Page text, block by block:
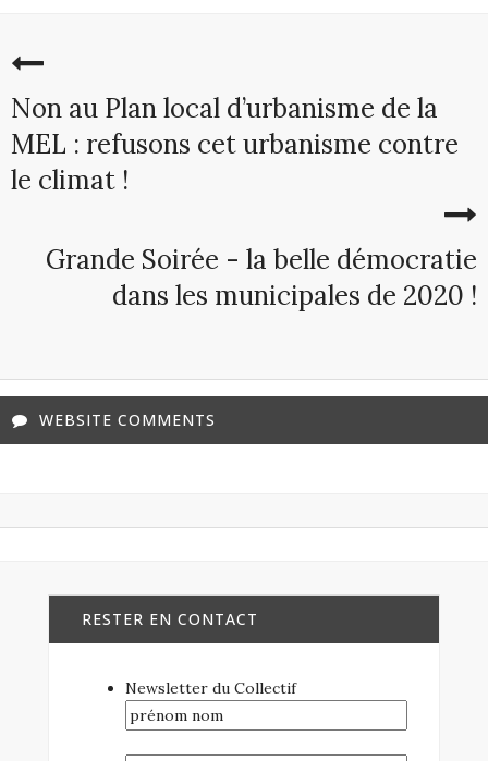
Non au Plan local d’urbanisme de la
MEL : refusons cet urbanisme contre
le climat !
Grande Soirée - la belle démocratie
dans les municipales de 2020 !
WEBSITE COMMENTS
RESTER EN CONTACT
Newsletter du Collectif